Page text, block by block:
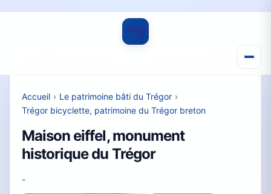
Accueil › Le patrimoine bâti du Trégor ›
Trégor bicyclette, patrimoine du Trégor breton
Maison eiffel, monument
historique du Trégor
-